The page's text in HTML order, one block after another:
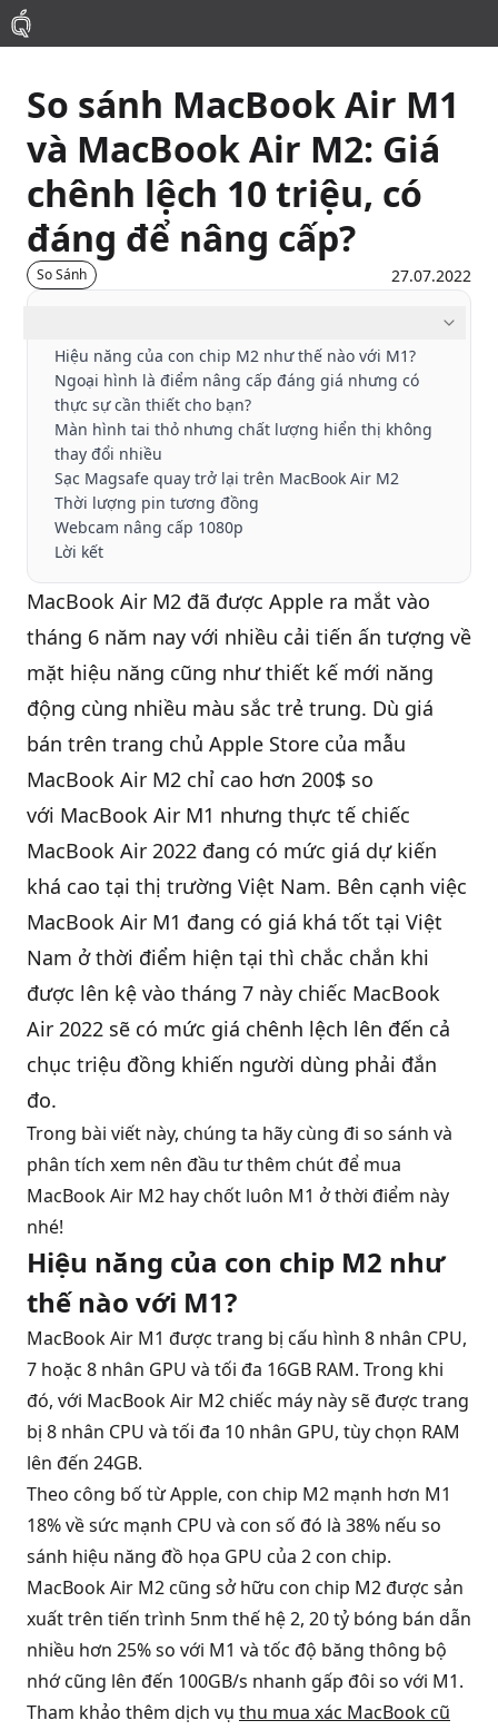
Mac
MacBook Pro
MacBook Air
Phụ Kiện
Thu Mua
Sửa Chữa
Thay Linh Kiện
QBlog
So sánh MacBook Air M1
và MacBook Air M2: Giá
chênh lệch 10 triệu, có
đáng để nâng cấp?
So Sánh 27.07.2022
Hiệu năng của con chip M2 như thế nào với M1?
Ngoại hình là điểm nâng cấp đáng giá nhưng có
thực sự cần thiết cho bạn?
Màn hình tai thỏ nhưng chất lượng hiển thị không
thay đổi nhiều
Sạc Magsafe quay trở lại trên MacBook Air M2
Thời lượng pin tương đồng
Webcam nâng cấp 1080p
Lời kết
MacBook Air M2 đã được Apple ra mắt vào
tháng 6 năm nay với nhiều cải tiến ấn tượng về
mặt hiệu năng cũng như thiết kế mới năng
động cùng nhiều màu sắc trẻ trung. Dù giá
bán trên trang chủ Apple Store của mẫu
MacBook Air M2 chỉ cao hơn 200$ so
với MacBook Air M1 nhưng thực tế chiếc
MacBook Air 2022 đang có mức giá dự kiến
khá cao tại thị trường Việt Nam. Bên cạnh việc
MacBook Air M1 đang có giá khá tốt tại Việt
Nam ở thời điểm hiện tại thì chắc chắn khi
được lên kệ vào tháng 7 này chiếc MacBook
Air 2022 sẽ có mức giá chênh lệch lên đến cả
chục triệu đồng khiến người dùng phải đắn
đo.
Trong bài viết này, chúng ta hãy cùng đi so sánh và
phân tích xem nên đầu tư thêm chút để mua
MacBook Air M2 hay chốt luôn M1 ở thời điểm này
nhé!
Hiệu năng của con chip M2 như
thế nào với M1?
MacBook Air M1 được trang bị cấu hình 8 nhân CPU,
7 hoặc 8 nhân GPU và tối đa 16GB RAM. Trong khi
đó, với MacBook Air M2 chiếc máy này sẽ được trang
bị 8 nhân CPU và tối đa 10 nhân GPU, tùy chọn RAM
lên đến 24GB.
Theo công bố từ Apple, con chip M2 mạnh hơn M1
18% về sức mạnh CPU và con số đó là 38% nếu so
sánh hiệu năng đồ họa GPU của 2 con chip.
MacBook Air M2 cũng sở hữu con chip M2 được sản
xuất trên tiến trình 5nm thế hệ 2, 20 tỷ bóng bán dẫn
nhiều hơn 25% so với M1 và tốc độ băng thông bộ
nhớ cũng lên đến 100GB/s nhanh gấp đôi so với M1.
Tham khảo thêm dịch vụ thu mua xác MacBook cũ